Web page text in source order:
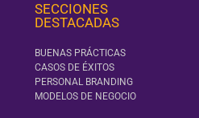
SECCIONES
DESTACADAS
BUENAS PRÁCTICAS
CASOS DE ÉXITOS
PERSONAL BRANDING
MODELOS DE NEGOCIO